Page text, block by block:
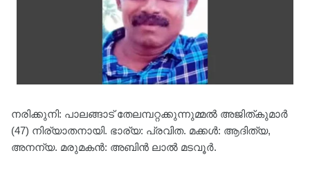
നരിക്കുനി: പാലങ്ങാട് തേലമ്പറ്റക്കുന്നുമ്മൽ അജിത്കുമാർ
(47) നിര്യാതനായി. ഭാര്യ: പ്രവിത. മക്കൾ: ആദിത്യ,
അനന്യ. മരുമകൻ: അബിൻ ലാൽ മടവൂർ.